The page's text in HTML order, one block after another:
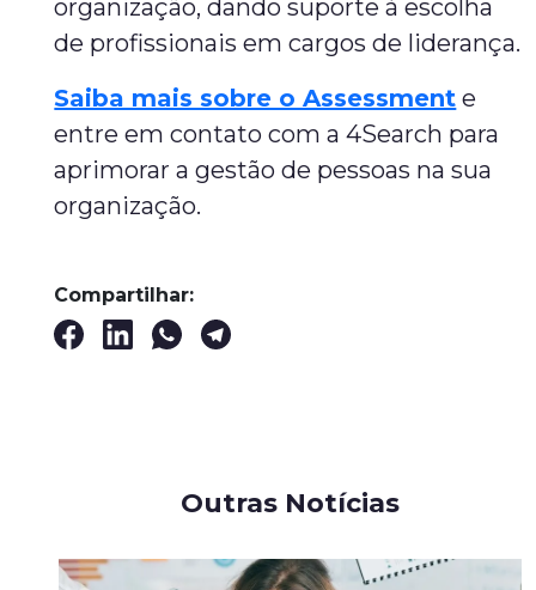
organização, dando suporte à escolha
de profissionais em cargos de liderança.
Saiba mais sobre o Assessment e
entre em contato com a 4Search para
aprimorar a gestão de pessoas na sua
organização.
Compartilhar:
Outras Notícias